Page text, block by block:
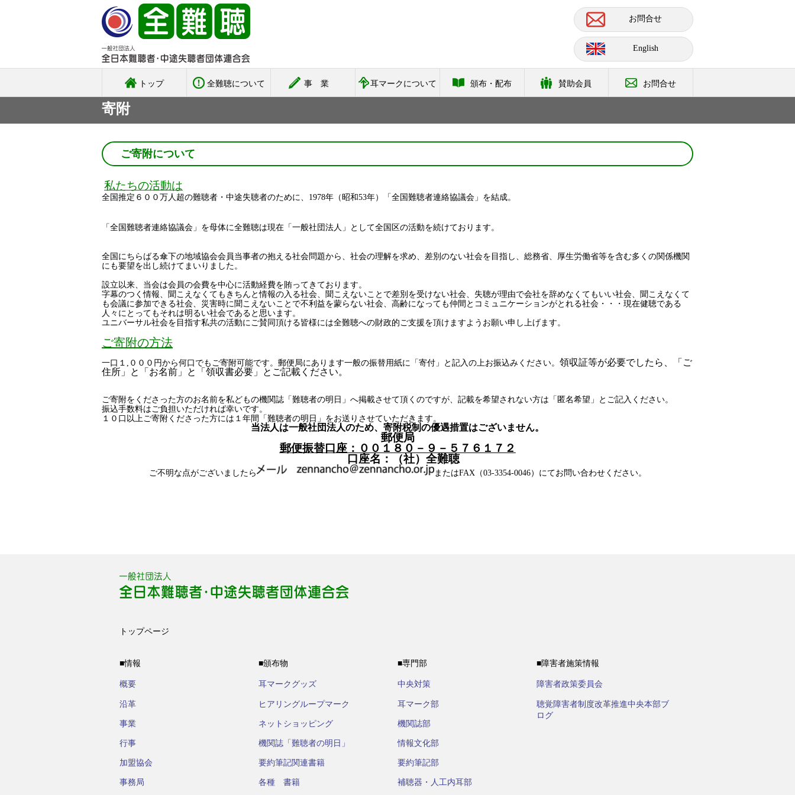
お問合せ
English
トップ 全難聴について 事業 耳マークについて 頒布・配布 賛助会員 お問合せ
寄附
ご寄附について
私たちの活動は
全国推定６００万人超の難聴者・中途失聴者のために、1978年（昭和53年）「全国難聴者連絡協議会」を結成。
「全国難聴者連絡協議会」を母体に全難聴は現在「一般社団法人」として全国区の活動を続けております。
全国にちらばる傘下の地域協会会員当事者の抱える社会問題から、社会の理解を求め、差別のない社会を目指し、 総務省、厚生労働省等を含む多くの関係機関
にも要望を出し続けてまいりました。
設立以来、当会は会員の会費を中心に活動経費を賄ってきております。
字幕のつく情報、聞こえなくてもきちんと情報の入る社会、聞こえないことで差別を受けない社会、失聴が理由で会社を辞めなくてもいい社会、聞こえなくて
も会議に参加できる社会、災害時に聞こえないことで不利益を蒙らない社会、高齢になっても仲間とコミュニケーションがとれる社会・・・現在健聴である
人々にとってもそれは明るい社会であると思います。
ユニバーサル社会を目指す私共の活動にご賛同頂ける皆様には全難聴への財政的ご支援を頂けますようお願い申し上げます。
ご寄附の方法
一口１,０００円から何口でもご寄附可能です。郵便局にあります一般の振替用紙に「寄付」と記入の上お振込みください。 領収証等が必要でしたら、「ご
住所」と「お名前」と「領収書必要」とご記載ください。
ご寄附をくださった方のお名前を私どもの機関誌「難聴者の明日」へ掲載させて頂くのですが、記載を希望されない方は「匿名希望」とご記入ください。
振込手数料はご負担いただければ幸いです。
１０口以上ご寄附くださった方には１年間「難聴者の明日」をお送りさせていただきます。
当法人は一般社団法人のため、寄附税制の優遇措置はございません。
郵便局
郵便振替口座：００１８０－９－５７６１７２
口座名：（社）全難聴
ご不明な点がございましたら またはFAX（03-3354-0046）にてお問い合わせください。
トップページ
■情報
概要
沿革
事業
行事
加盟協会
事務局
■頒布物
耳マークグッズ
ヒアリングループマーク
ネットショッピング
機関誌「難聴者の明日」
要約筆記関連書籍
各種 書籍
■専門部
中央対策
耳マーク部
機関誌部
情報文化部
要約筆記部
補聴器・人工内耳部
■障害者施策情報
障害者政策委員会
聴覚障害者制度改革推進中央本部ブ
ログ